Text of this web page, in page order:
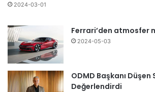
2024-03-01
Ferrari’den atmosfer
2024-05-03
ODMD Başkanı Düşen
Değerlendirdi